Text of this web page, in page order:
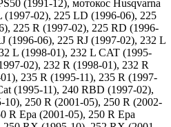
(1991-12), мотокос Husqvarna
(1997-02), 225 LD (1996-06), 225
225 R (1997-02), 225 RD (1996-
(1996-06), 225 RJ (1997-02), 232 L
L (1998-01), 232 L CAT (1995-
02), 232 R (1998-01), 232 R
235 R (1995-11), 235 R (1997-
(1995-11), 240 RBD (1997-02),
10), 250 R (2001-05), 250 R (2002-
R Epa (2001-05), 250 R Epa